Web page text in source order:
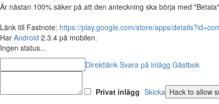
Är nästan 100% säker på att den anteckning ska börja med
Länk till Fastnote: https://play.google.com/store/apps/
Har Android 2.3.4 på mobilen.
Ingen status...
Direktlänk Svara på inlägg Gästbok
Privat inlägg Skicka